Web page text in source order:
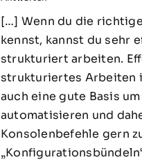
[…] Wenn du die
kennst, kannst du sehr
strukturiert arbeiten.
strukturiertes Arbeiten
auch eine gute Basis
automatisieren und
Konsolenbefehle gern